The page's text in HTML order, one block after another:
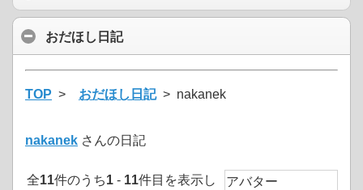
おだほし日記
TOP > おだほし日記> nakanek
nakanek さんの日記
全11件のうち1 - 11件目を表示し
アバター